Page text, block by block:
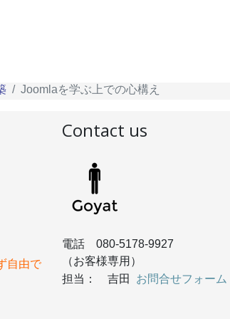
Joomlaを学ぶ上での心構え
自由で
Contact us
電話 080-5178-9927
（お客様専用）
担当： 吉田 お問合せフォーム